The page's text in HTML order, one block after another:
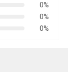
0%
0%
0%